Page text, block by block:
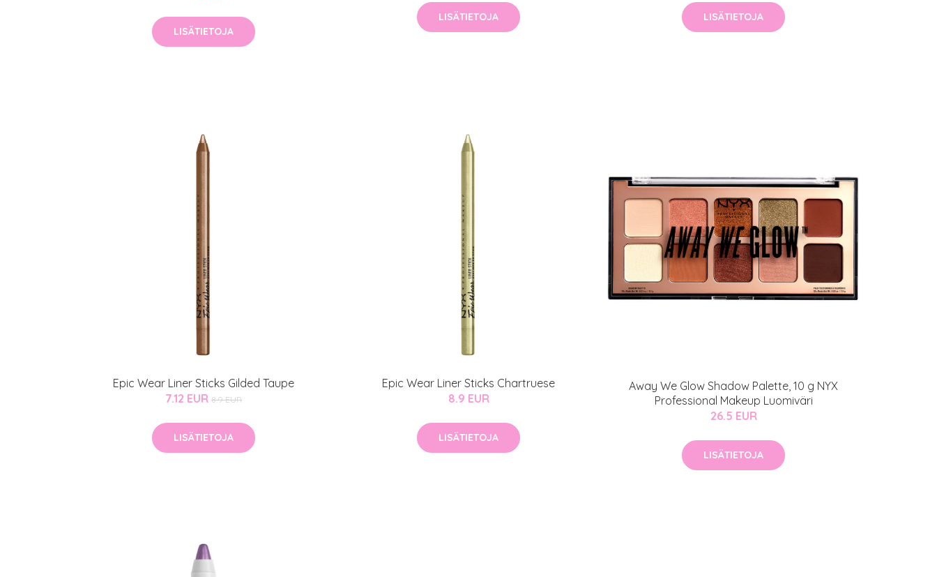
LISÄTIETOJA
LISÄTIETOJA LISÄTIETOJA
Epic Wear Liner Sticks Gilded Taupe
7.12 EUR 8.9 EUR
LISÄTIETOJA
Epic Wear Liner Sticks Chartruese
8.9 EUR
LISÄTIETOJA
Away We Glow Shadow Palette, 10 g NYX
Professional Makeup Luomiväri
26.5 EUR
LISÄTIETOJA
Erikoistarjous
Sponsoriltamme
IdealofMeD Kauppa
Kaikki IdealofMeDin tuotteet -20 %!
Varaa konsultaatio
toimenpiteestä.